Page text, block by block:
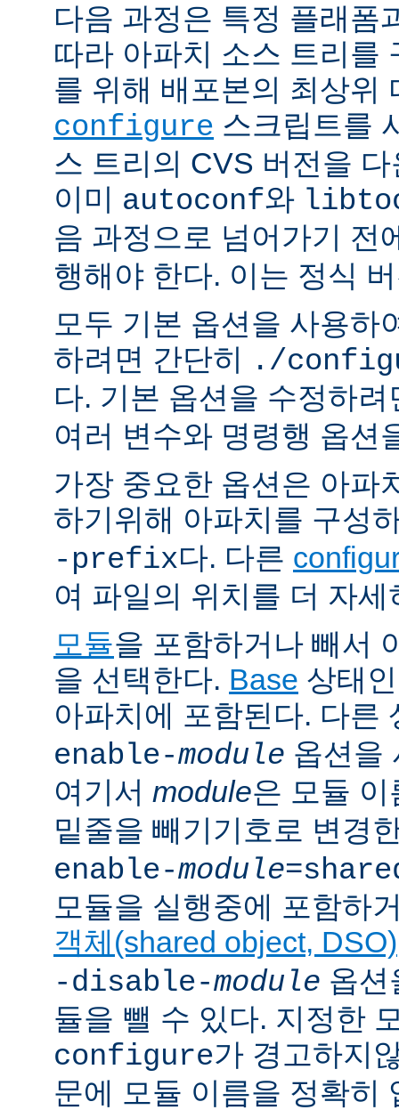
다음 과정은 특정 플래폼
따라 아파치 소스 트리를
를 위해 배포본의 최상위
configure 스크립트를
스 트리의 CVS 버전을
이미 autoconf와
음 과정으로 넘어가기 전
행해야 한다. 이는 정식
모두 기본 옵션을 사용하
하려면 간단히 ./
다. 기본 옵션을 수정하
여러 변수와 명령행 옵션
가장 중요한 옵션은 아파
하기위해 아파치를 구성
-prefix다. 다른
여 파일의 위치를 더 자
모듈을 포함하거나 빼서
을 선택한다. Base 상태
아파치에 포함된다. 다른
enable-module 옵션을
여기서 module은 모듈
밑줄을 빼기기호로 변경
enable-module
모듈을 실행중에 포함하
객체(shared object, DSO)
-disable-module 옵션
듈을 뺄 수 있다. 지정한
configure가 경고하지
문에 모듈 이름을 정확히